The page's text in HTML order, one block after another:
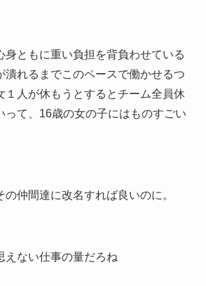
身ともに重い負担を背負わせている
潰れるまでこのペースで働かせるつ
１人が休もうとするとチーム全員休
って、16歳の女の子にはものすごい
仲間達に改名すれば良いのに。
えない仕事の量だろね